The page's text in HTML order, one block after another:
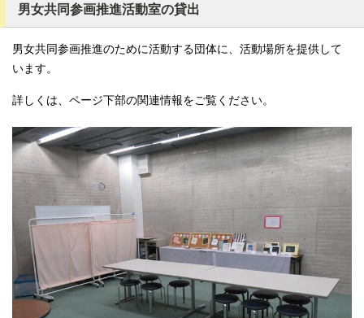
男女共同参画推進活動室の貸出
男女共同参画推進のために活動する団体に、活動場所を提供して
います。
詳しくは、ページ下部の関連情報をご覧ください。